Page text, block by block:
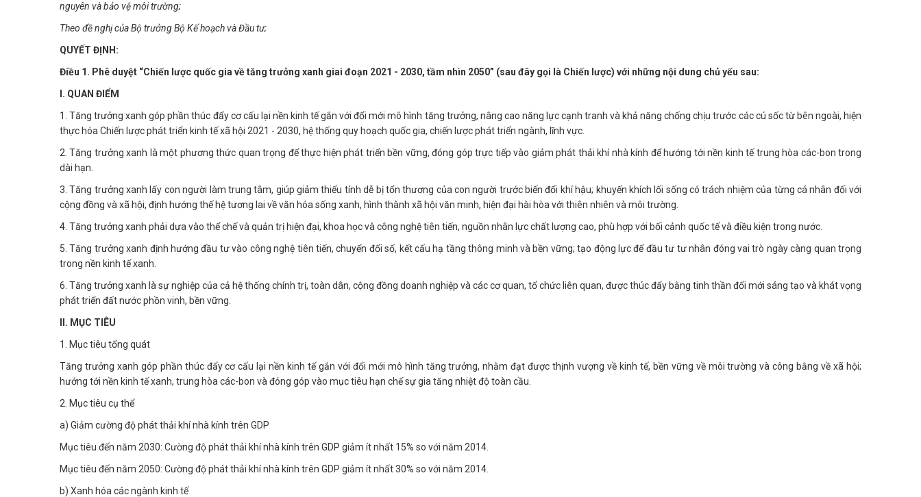
nguyên và bảo vệ môi trường;
Theo đề nghị của Bộ trưởng Bộ Kế hoạch và Đầu tư;
QUYẾT ĐỊNH:
Điều 1. Phê duyệt “Chiến lược quốc gia về tăng trưởng xanh giai đoạn 2021 - 2030, tầm nhìn 2050” (sau đây gọi là Chiến lược) với những nội dung chủ yếu sau:
I. QUAN ĐIỂM
1. Tăng trưởng xanh góp phần thúc đẩy cơ cấu lại nền kinh tế gắn với đổi mới mô hình tăng trưởng, nâng cao năng lực cạnh tranh và khả năng chống chịu trước các cú sốc từ bên ngoài, hiện
thực hóa Chiến lược phát triển kinh tế xã hội 2021 - 2030, hệ thống quy hoạch quốc gia, chiến lược phát triển ngành, lĩnh vực.
2. Tăng trưởng xanh là một phương thức quan trọng để thực hiện phát triển bền vững, đóng góp trực tiếp vào giảm phát thải khí nhà kính để hướng tới nền kinh tế trung hòa các-bon trong
dài hạn.
3. Tăng trưởng xanh lấy con người làm trung tâm, giúp giảm thiểu tính dễ bị tổn thương của con người trước biến đổi khí hậu; khuyến khích lối sống có trách nhiệm của từng cá nhân đối với
cộng đồng và xã hội, định hướng thế hệ tương lai về văn hóa sống xanh, hình thành xã hội văn minh, hiện đại hài hòa với thiên nhiên và môi trường.
4. Tăng trưởng xanh phải dựa vào thể chế và quản trị hiện đại, khoa học và công nghệ tiên tiến, nguồn nhân lực chất lượng cao, phù hợp với bối cảnh quốc tế và điều kiện trong nước.
5. Tăng trưởng xanh định hướng đầu tư vào công nghệ tiên tiến, chuyển đổi số, kết cấu hạ tầng thông minh và bền vững; tạo động lực để đầu tư tư nhân đóng vai trò ngày càng quan trọng
trong nền kinh tế xanh.
6. Tăng trưởng xanh là sự nghiệp của cả hệ thống chính trị, toàn dân, cộng đồng doanh nghiệp và các cơ quan, tổ chức liên quan, được thúc đẩy bằng tinh thần đổi mới sáng tạo và khát vọng
phát triển đất nước phồn vinh, bền vững.
II. MỤC TIÊU
1. Mục tiêu tổng quát
Tăng trưởng xanh góp phần thúc đẩy cơ cấu lại nền kinh tế gắn với đổi mới mô hình tăng trưởng, nhằm đạt được thịnh vượng về kinh tế, bền vững về môi trường và công bằng về xã hội;
hướng tới nền kinh tế xanh, trung hòa các-bon và đóng góp vào mục tiêu hạn chế sự gia tăng nhiệt độ toàn cầu.
2. Mục tiêu cụ thể
a) Giảm cường độ phát thải khí nhà kính trên GDP
Mục tiêu đến năm 2030: Cường độ phát thải khí nhà kính trên GDP giảm ít nhất 15% so với năm 2014.
Mục tiêu đến năm 2050: Cường độ phát thải khí nhà kính trên GDP giảm ít nhất 30% so với năm 2014.
b) Xanh hóa các ngành kinh tế